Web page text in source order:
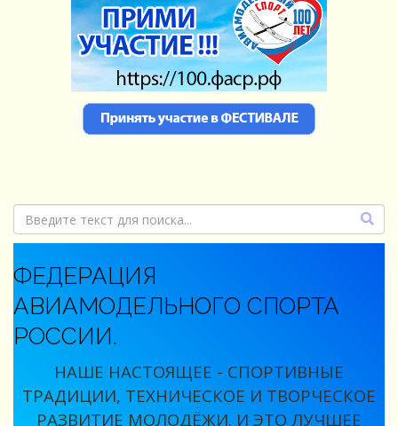
ФЕДЕРАЦИЯ
АВИАМОДЕЛЬНОГО СПОРТА
РОССИИ.
НАШЕ НАСТОЯЩЕЕ - СПОРТИВНЫЕ
ТРАДИЦИИ, ТЕХНИЧЕСКОЕ И ТВОРЧЕСКОЕ
РАЗВИТИЕ МОЛОДЁЖИ. И ЭТО ЛУЧШЕЕ